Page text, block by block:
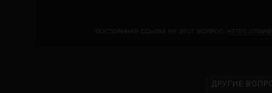
ПОСТОЯННАЯ ССЫЛКА НА ЭТОТ ВОПРОС: HTTPS://
ДРУГИЕ